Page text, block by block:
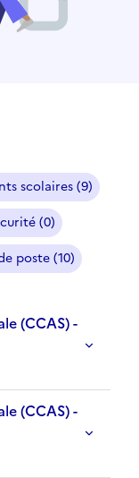
scolaires (9)
(0)
poste (10)